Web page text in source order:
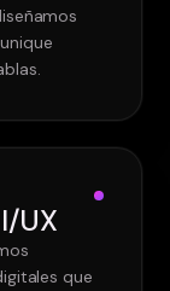
UX
que